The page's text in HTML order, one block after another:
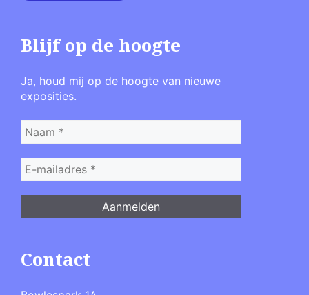
Blijf op de hoogte
Ja, houd mij op de hoogte van nieuwe
exposities.
Contact